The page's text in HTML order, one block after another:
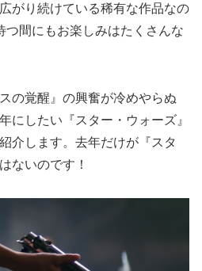
がり続けている稀有な作品なの
つ間にもお楽しみはたくさんな
の覚醒』の興奮が冷めやらぬ
にしたい『スター・ウォーズ』
介します。去年だけが『スタ
ないのです！